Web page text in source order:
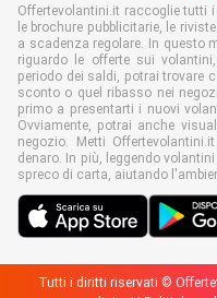
Offertevolantini.it raccoglie tutti
le brochure pubblicitarie, le
a scadenza regolare. In questo
riguardo le offerte sui
periodo dei saldi, potrai trovare
sconto o quel ribasso nei
primo a presentarti i nuovi
Ovviamente, potrai anche
negozio. Metti
denaro. In più, leggendo
spreco di carta, aiutando
Tutti i diritti riservati ©